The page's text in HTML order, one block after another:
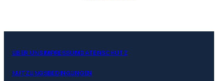
ÜBER UNSIMPRESSUMDATENSCHUTZ
NUTZUNGSBEDINGUNGEN